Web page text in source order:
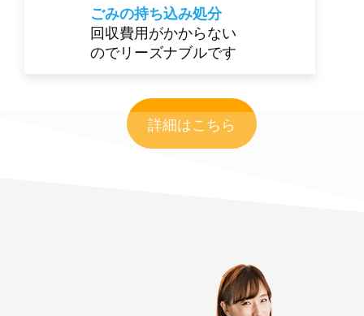
ごみの持ち込み処分
回収費用がかからない
のでリーズナブルです
詳細はこちら